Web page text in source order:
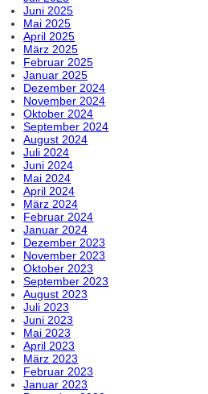
Juni 2025
Mai 2025
April 2025
März 2025
Februar 2025
Januar 2025
Dezember 2024
November 2024
Oktober 2024
September 2024
August 2024
Juli 2024
Juni 2024
Mai 2024
April 2024
März 2024
Februar 2024
Januar 2024
Dezember 2023
November 2023
Oktober 2023
September 2023
August 2023
Juli 2023
Juni 2023
Mai 2023
April 2023
März 2023
Februar 2023
Januar 2023